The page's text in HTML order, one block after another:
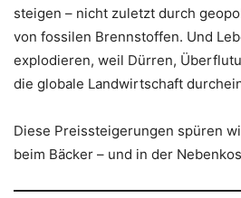
steigen – nicht zuletzt durch
von fossilen Brennstoffen. Und
explodieren, weil Dürren,
die globale Landwirtschaft
Diese Preissteigerungen spüren
beim Bäcker – und in der